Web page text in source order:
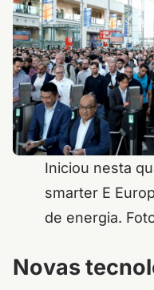
Iniciou nesta
smarter E
de energia.
Novas